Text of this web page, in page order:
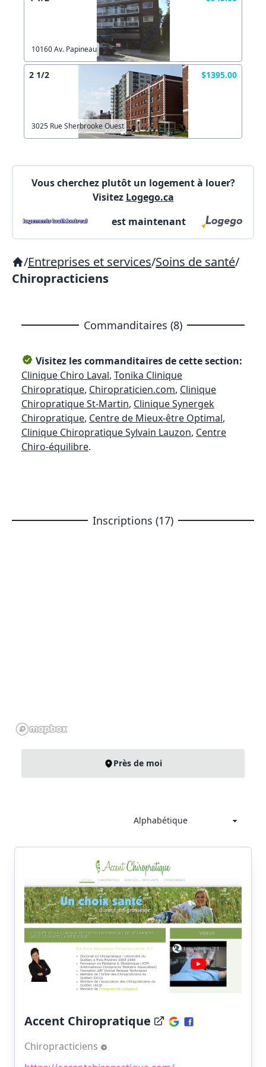
10160 Av. Papineau
2 1/2 $1395.00
3025 Rue Sherbrooke Ouest
Vous cherchez plutôt un logement à louer?
Visitez Logego.ca
est maintenant
/Entreprises et services/Soins de santé/
Chiropracticiens
Commanditaires (8)
Visitez les commanditaires de cette section:
Clinique Chiro Laval, Tonika Clinique
Chiropratique, Chiropraticien.com, Clinique
Chiropratique St-Martin, Clinique Synergek
Chiropratique, Centre de Mieux-être Optimal,
Clinique Chiropratique Sylvain Lauzon, Centre
Chiro-équilibre.
Inscriptions (17)
Près de moi
Accent Chiropratique
Chiropracticiens
X Fermer
Lien vers inscription (sera inclus dans courriel)